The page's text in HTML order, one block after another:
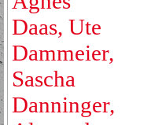
Daas, Ute
Dammeier,
Sascha
Danninger,